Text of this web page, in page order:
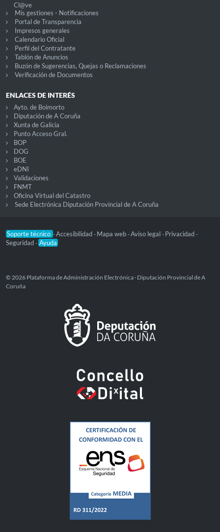
Cl@ve
Mis gestiones - Notificaciones
Portal de Transparencia
Impresos generales
Calendario Oficial
Perfil del Contratante
Tablón de Anuncios
Buzón de Sugerencias, Quejas o Reclamaciones
Verificación de Documentos
ENLACES DE INTERÉS
Ayto. de Boimorto
Diputación de A Coruña
Xunta de Galicia
Punto Acceso Gral.
BOP
DOG
BOE
eDNI
Validaciones
FNMT
Oficina Virtual del Catastro
Sede Electrónica Diputación Provincial de A Coruña
Soporte técnico -Accesibilidad - Mapa web -Aviso legal - Privacidad -
Seguridad - Ayuda
© 2026 Plataforma de Administración Electrónica · Diputación Provincial de A
Coruña